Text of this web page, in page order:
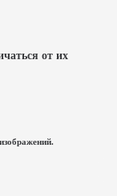
от их